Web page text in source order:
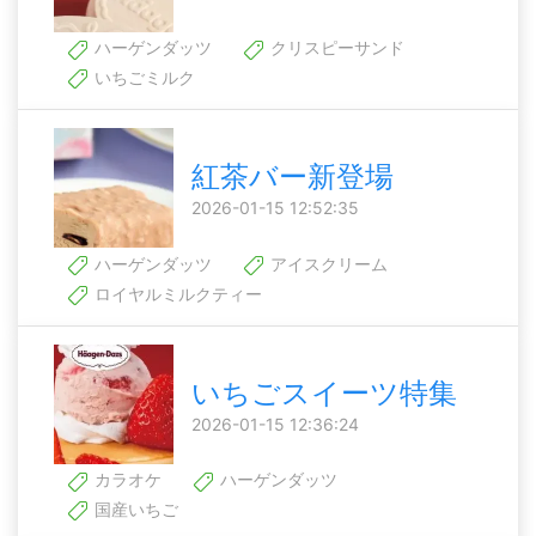
ハーゲンダッツ
クリスピーサンド
いちごミルク
紅茶バー新登場
2026-01-15 12:52:35
ハーゲンダッツ
アイスクリーム
ロイヤルミルクティー
いちごスイーツ特集
2026-01-15 12:36:24
カラオケ
ハーゲンダッツ
国産いちご